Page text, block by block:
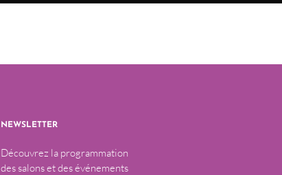
NEWSLETTER
Découvrez la programmation
des salons et des événements